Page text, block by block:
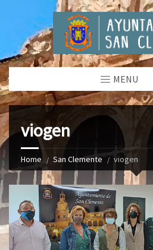
MENU
viogen
Home San Clemente viogen